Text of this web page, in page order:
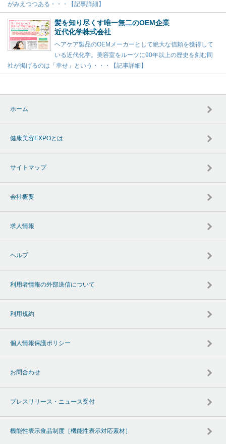
がみえつつある・・・【記事詳細】
髪を知り尽くす唯一無二のOEM企業
近代化学株式会社
ヘアケア製品のOEMメーカーとして絶大な信頼を獲得して
いる近代化学。美容室をルーツに90年以上の歴史を刻む同
社が掲げるのは「幸せ」という・・・【記事詳細】
ホーム
健康美容EXPOとは
サイトマップ
会社概要
求人情報
ヘルプ
利用者情報の外部送信について
利用規約
個人情報保護ポリシー
お問合わせ
プレスリリース・ニュース受付
機能性表示食品制度［機能性表示対応素材］